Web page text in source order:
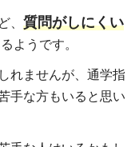
、 質問がしにくい
ようです。
れませんが、通学指
手な方もいると思い